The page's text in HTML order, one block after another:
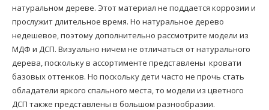
натуральном дереве. Этот материал не поддается коррозии и
прослужит длительное время. Но натуральное дерево
недешевое, поэтому дополнительно рассмотрите модели из
МДФ и ДСП. Визуально ничем не отличаться от натурального
дерева, поскольку в ассортименте представлены кровати
базовых оттенков. Но поскольку дети часто не прочь стать
обладатели яркого спального места, то модели из цветного
ДСП также представлены в большом разнообразии.